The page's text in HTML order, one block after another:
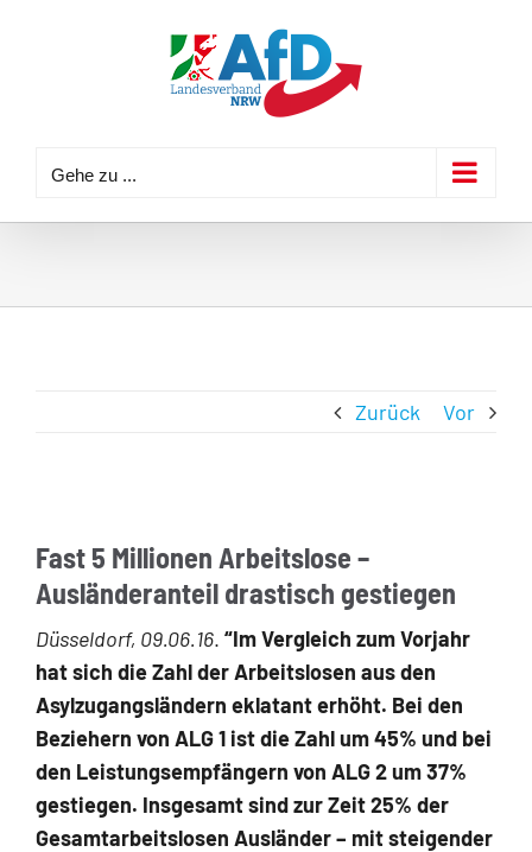
Gehe zu ...
Zurück Vor
Fast 5 Millionen Arbeitslose –
Ausländeranteil drastisch gestiegen
Düsseldorf, 09.06.16. “Im Vergleich zum Vorjahr
hat sich die Zahl der Arbeitslosen aus den
Asylzugangsländern eklatant erhöht. Bei den
Beziehern von ALG 1 ist die Zahl um 45% und bei
den Leistungsempfängern von ALG 2 um 37%
gestiegen. Insgesamt sind zur Zeit 25% der
Gesamtarbeitslosen Ausländer – mit steigender